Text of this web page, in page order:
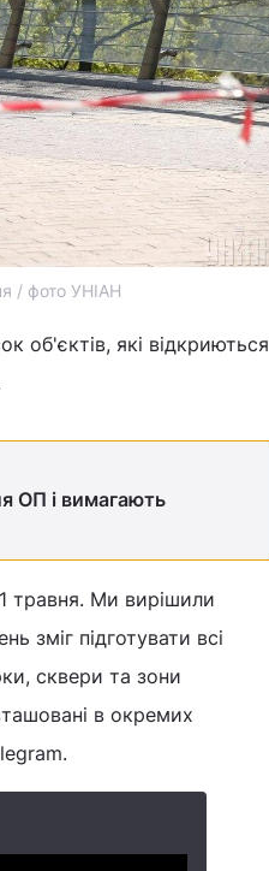
/ фото УНІАН
об'єктів, які відкриються
ОП і вимагають
травня. Ми вирішили
зміг підготувати всі
сквери та зони
в окремих